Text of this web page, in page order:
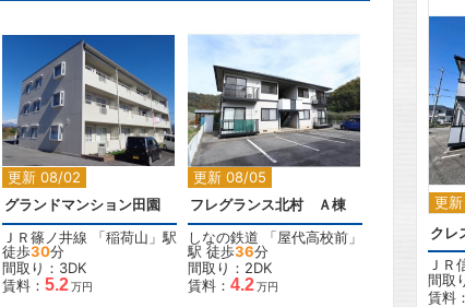
更新 08/02
2
グランドマンション田園
ＪＲ篠ノ井線 「稲荷山 」駅
徒歩30分
間取り：3DK
賃料： 5.2万円
更新 08/05
2
フレグランス北村 Ａ棟
しなの鉄道 「屋代高校前 」
駅 徒歩36分
間取り：2DK
賃料： 4.2万円
更
クレ
ＪＲ
間取
賃料：